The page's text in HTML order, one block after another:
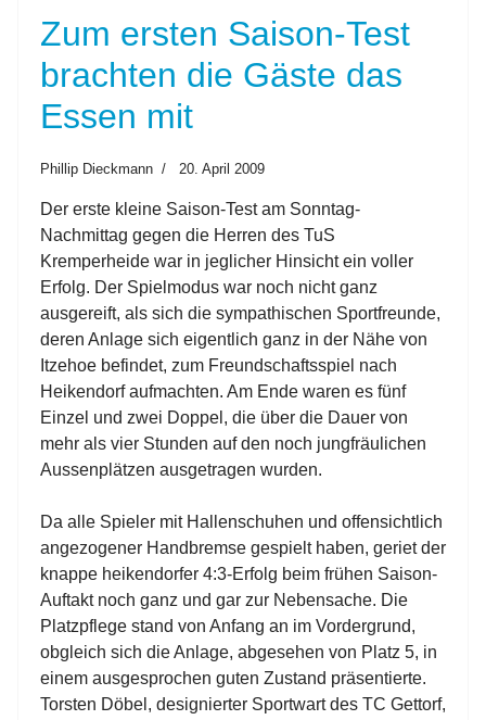
Zum ersten Saison-Test
brachten die Gäste das
Essen mit
Phillip Dieckmann 20. April 2009
Der erste kleine Saison-Test am Sonntag-
Nachmittag gegen die Herren des TuS
Kremperheide war in jeglicher Hinsicht ein voller
Erfolg. Der Spielmodus war noch nicht ganz
ausgereift, als sich die sympathischen Sportfreunde,
deren Anlage sich eigentlich ganz in der Nähe von
Itzehoe befindet, zum Freundschaftsspiel nach
Heikendorf aufmachten. Am Ende waren es fünf
Einzel und zwei Doppel, die über die Dauer von
mehr als vier Stunden auf den noch jungfräulichen
Aussenplätzen ausgetragen wurden.
Da alle Spieler mit Hallenschuhen und offensichtlich
angezogener Handbremse gespielt haben, geriet der
knappe heikendorfer 4:3-Erfolg beim frühen Saison-
Auftakt noch ganz und gar zur Nebensache. Die
Platzpflege stand von Anfang an im Vordergrund,
obgleich sich die Anlage, abgesehen von Platz 5, in
einem ausgesprochen guten Zustand präsentierte.
Torsten Döbel, designierter Sportwart des TC Gettorf,